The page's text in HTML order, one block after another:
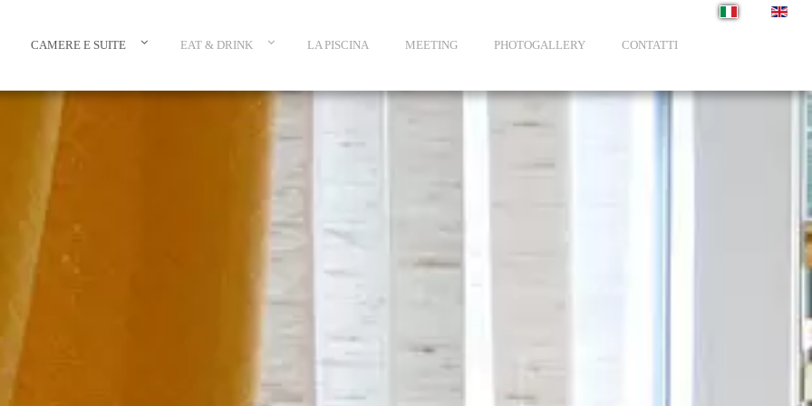
CAMERE E SUITE EAT & DRINK LA PISCINA MEETING PHOTOGALLERY CONTATTI
Seleziona la tua